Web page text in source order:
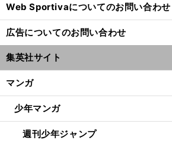
Web Sportivaについてのお問い合わせ
広告についてのお問い合わせ
集英社サイト
マンガ
少年マンガ
週刊少年ジャンプ